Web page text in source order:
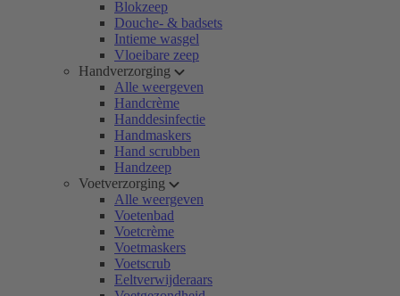
Blokzeep
Douche- & badsets
Intieme wasgel
Vloeibare zeep
Handverzorging
Alle weergeven
Handcrème
Handdesinfectie
Handmaskers
Hand scrubben
Handzeep
Voetverzorging
Alle weergeven
Voetenbad
Voetcrème
Voetmaskers
Voetscrub
Eeltverwijderaars